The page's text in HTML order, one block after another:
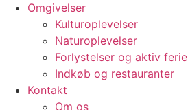
Omgivelser
Kulturoplevelser
Naturoplevelser
Forlystelser og aktiv ferie
Indkøb og restauranter
Kontakt
Om os